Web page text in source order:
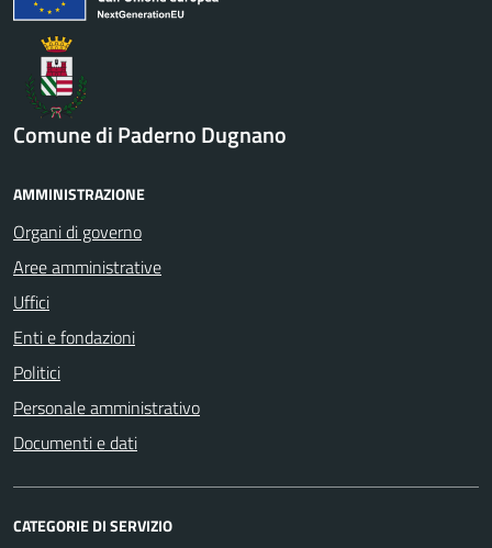
Comune di Paderno Dugnano
AMMINISTRAZIONE
Organi di governo
Aree amministrative
Uffici
Enti e fondazioni
Politici
Personale amministrativo
Documenti e dati
CATEGORIE DI SERVIZIO